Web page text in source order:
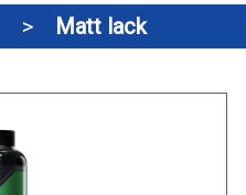
> Matt lack